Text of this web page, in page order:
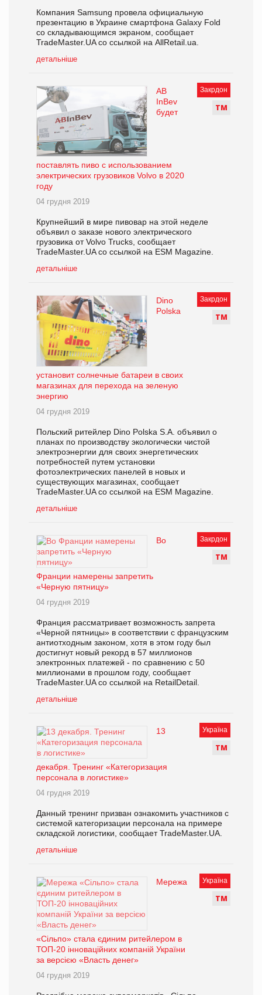
Компания Samsung провела официальную
презентацию в Украине смартфона Galaxy Fold
со складывающимся экраном, сообщает
TradeMaster.UA со ссылкой на АllRetail.ua.
детальніше
Закрдон
ТМ
AB
InBev
будет
поставлять пиво с использованием
электрических грузовиков Volvo в 2020
году
04 грудня 2019
Крупнейший в мире пивовар на этой неделе
объявил о заказе нового электрического
грузовика от Volvo Trucks, сообщает
TradeMaster.UA со ссылкой на ESM Magazine.
детальніше
Закрдон
ТМ
Dino
Polska
установит солнечные батареи в своих
магазинах для перехода на зеленую
энергию
04 грудня 2019
Польский ритейлер Dino Polska S.A. объявил о
планах по производству экологически чистой
электроэнергии для своих энергетических
потребностей путем установки
фотоэлектрических панелей в новых и
существующих магазинах, сообщает
TradeMaster.UA со ссылкой на ESM Magazine.
детальніше
Закрдон
ТМ
Во
Франции намерены запретить
«Черную пятницу»
04 грудня 2019
Франция рассматривает возможность запрета
«Черной пятницы» в соответствии с французским
антиотходным законом, хотя в этом году был
достигнут новый рекорд в 57 миллионов
электронных платежей - по сравнению с 50
миллионами в прошлом году, сообщает
TradeMaster.UA со ссылкой на RetailDetail.
детальніше
Україна
ТМ
13
декабря. Тренинг «Категоризация
персонала в логистике»
04 грудня 2019
Данный тренинг призван ознакомить участников с
системой категоризации персонала на примере
складской логистики, сообщает TradeMaster.UA.
детальніше
Україна
ТМ
Мережа
«Сільпо» стала єдиним ритейлером в
ТОП-20 інноваційних компаній України
за версією «Власть денег»
04 грудня 2019